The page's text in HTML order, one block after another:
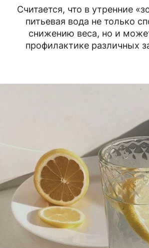
Считается, что в утренние
питьевая вода не только
снижению веса, но и
профилактике различных